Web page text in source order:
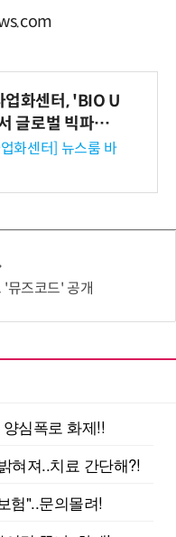
업화센터, 'BIO U
글로벌 빅파마
스 미팅 지원…K
진출 교두보 확
화센터] 뉴스룸 바
뮤즈코드' 공개